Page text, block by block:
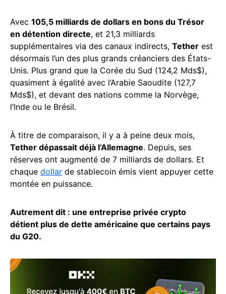
Avec 105,5 milliards de dollars en bons du Trésor
en détention directe, et 21,3 milliards
supplémentaires via des canaux indirects, Tether est
désormais l’un des plus grands créanciers des États-
Unis. Plus grand que la Corée du Sud (124,2 Mds$),
quasiment à égalité avec l’Arabie Saoudite (127,7
Mds$), et devant des nations comme la Norvège,
l’Inde ou le Brésil.
À titre de comparaison, il y a à peine deux mois,
Tether dépassait déjà l’Allemagne. Depuis, ses
réserves ont augmenté de 7 milliards de dollars. Et
chaque dollar de stablecoin émis vient appuyer cette
montée en puissance.
Autrement dit : une entreprise privée crypto
détient plus de dette américaine que certains pays
du G20.